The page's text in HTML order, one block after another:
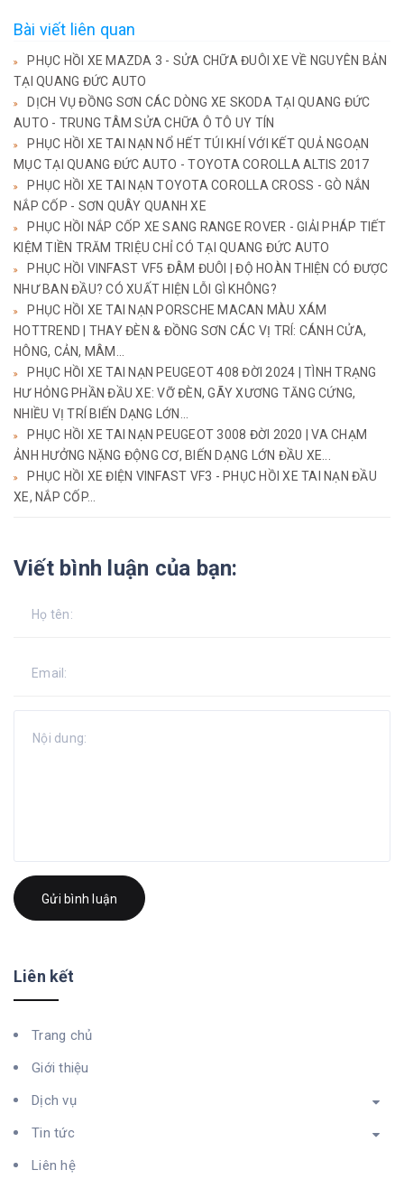
Bài viết liên quan
PHỤC HỒI XE MAZDA 3 - SỬA CHỮA ĐUÔI XE VỀ NGUYÊN BẢN
TẠI QUANG ĐỨC AUTO
DỊCH VỤ ĐỒNG SƠN CÁC DÒNG XE SKODA TẠI QUANG ĐỨC
AUTO - TRUNG TÂM SỬA CHỮA Ô TÔ UY TÍN
PHỤC HỒI XE TAI NẠN NỔ HẾT TÚI KHÍ VỚI KẾT QUẢ NGOẠN
MỤC TẠI QUANG ĐỨC AUTO - TOYOTA COROLLA ALTIS 2017
PHỤC HỒI XE TAI NẠN TOYOTA COROLLA CROSS - GÒ NẮN
NẮP CỐP - SƠN QUÂY QUANH XE
PHỤC HỒI NẮP CỐP XE SANG RANGE ROVER - GIẢI PHÁP TIẾT
KIỆM TIỀN TRĂM TRIỆU CHỈ CÓ TẠI QUANG ĐỨC AUTO
PHỤC HỒI VINFAST VF5 ĐÂM ĐUÔI | ĐỘ HOÀN THIỆN CÓ ĐƯỢC
NHƯ BAN ĐẦU? CÓ XUẤT HIỆN LỖI GÌ KHÔNG?
PHỤC HỒI XE TAI NẠN PORSCHE MACAN MÀU XÁM
HOTTREND | THAY ĐÈN & ĐỒNG SƠN CÁC VỊ TRÍ: CÁNH CỬA,
HÔNG, CẢN, MÂM...
PHỤC HỒI XE TAI NẠN PEUGEOT 408 ĐỜI 2024 | TÌNH TRẠNG
HƯ HỎNG PHẦN ĐẦU XE: VỠ ĐÈN, GÃY XƯƠNG TĂNG CỨNG,
NHIỀU VỊ TRÍ BIẾN DẠNG LỚN...
PHỤC HỒI XE TAI NẠN PEUGEOT 3008 ĐỜI 2020 | VA CHẠM
ẢNH HƯỞNG NẶNG ĐỘNG CƠ, BIẾN DẠNG LỚN ĐẦU XE...
PHỤC HỒI XE ĐIỆN VINFAST VF3 - PHỤC HỒI XE TAI NẠN ĐẦU
XE, NẮP CỐP...
Viết bình luận của bạn:
Gửi bình luận
Liên kết
Trang chủ
Giới thiệu
Dịch vụ
Tin tức
Liên hệ